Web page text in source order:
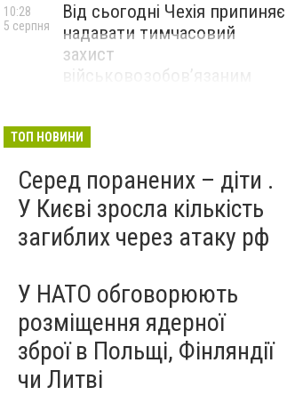
Від сьогодні Чехія припиняє
надавати тимчасовий
захист
військовозобов’язаним
10:28
5 серпня
ТОП НОВИНИ
Серед поранених – діти .
У Києві зросла кількість
загиблих через атаку рф
У НАТО обговорюють
розміщення ядерної
зброї в Польщі, Фінляндії
чи Литві